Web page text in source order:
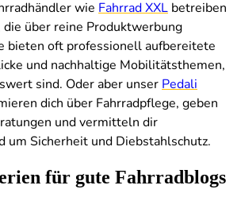
wie Fahrrad XXL betreiben
über reine Produktwerbung
bieten oft professionell aufbereitete
und nachhaltige Mobilitätsthemen,
sind. Oder aber unser Pedali
dich über Fahrradpflege, geben
und vermitteln dir
um Sicherheit und Diebstahlschutz.
für gute Fahrradblogs